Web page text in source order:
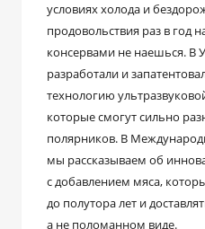
условиях холода и
продовольствия раз в год
консервами не наешься. В
разработали и
технологию
которые смогут сильно
полярников. В
мы рассказываем об
с добавлением мяса,
до полутора лет и
а не поломанном виде.